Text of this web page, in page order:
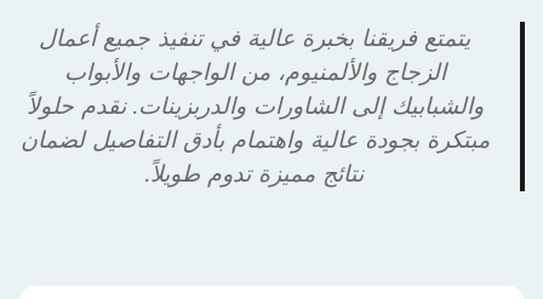
يتمتع فريقنا بخبرة عالية في تنفيذ جميع أعمال
الزجاج والألمنيوم، من الواجهات والأبواب
والشبابيك إلى الشاورات والدربزينات. نقدم حلولاً
مبتكرة بجودة عالية واهتمام بأدق التفاصيل لضمان
نتائج مميزة تدوم طويلاً.